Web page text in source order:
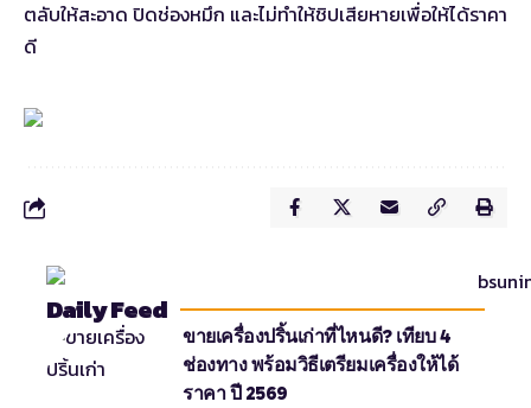
ตลับให้สะอาด ปิดช่องหมึก และไม่ทำให้ชิปเสียหายเพื่อให้ได้ราคา
ดี
Daily Feed
ขายเครื่องปริ้นเก่าที่ไหนดี? เทียบ 4
ช่องทาง พร้อมวิธีเตรียมเครื่องให้ได้
ราคา ปี 2569